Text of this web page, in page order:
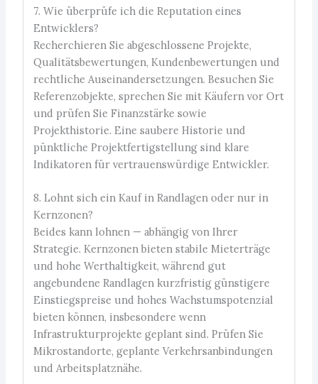
7. Wie überprüfe ich die Reputation eines
Entwicklers?
Recherchieren Sie abgeschlossene Projekte,
Qualitätsbewertungen, Kundenbewertungen und
rechtliche Auseinandersetzungen. Besuchen Sie
Referenzobjekte, sprechen Sie mit Käufern vor Ort
und prüfen Sie Finanzstärke sowie
Projekthistorie. Eine saubere Historie und
pünktliche Projektfertigstellung sind klare
Indikatoren für vertrauenswürdige Entwickler.
8. Lohnt sich ein Kauf in Randlagen oder nur in
Kernzonen?
Beides kann lohnen — abhängig von Ihrer
Strategie. Kernzonen bieten stabile Mieterträge
und hohe Werthaltigkeit, während gut
angebundene Randlagen kurzfristig günstigere
Einstiegspreise und hohes Wachstumspotenzial
bieten können, insbesondere wenn
Infrastrukturprojekte geplant sind. Prüfen Sie
Mikrostandorte, geplante Verkehrsanbindungen
und Arbeitsplatznähe.